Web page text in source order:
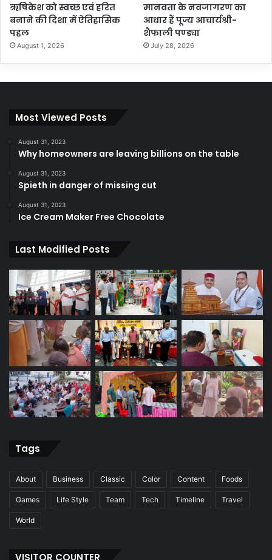
ऋषिकेश को स्वच्छ एवं हरित
बनाने की दिशा में ऐतिहासिक
पहल
August 1, 2026
मानवता के नवजागरण का
आधार हैं पूज्य आचार्यश्री-
शैफाली पण्ड्या
July 28, 2026
Most Viewed Posts
August 31, 2023
Why homeowners are leaving billions on the table
August 31, 2023
Spieth in danger of missing cut
August 31, 2023
Ice Cream Maker Free Chocolate
Last Modified Posts
Tags
About Business Classic Color Content Foods
Games Life Style Team Tech Timeline Travel
World
VISITOR COUNTER